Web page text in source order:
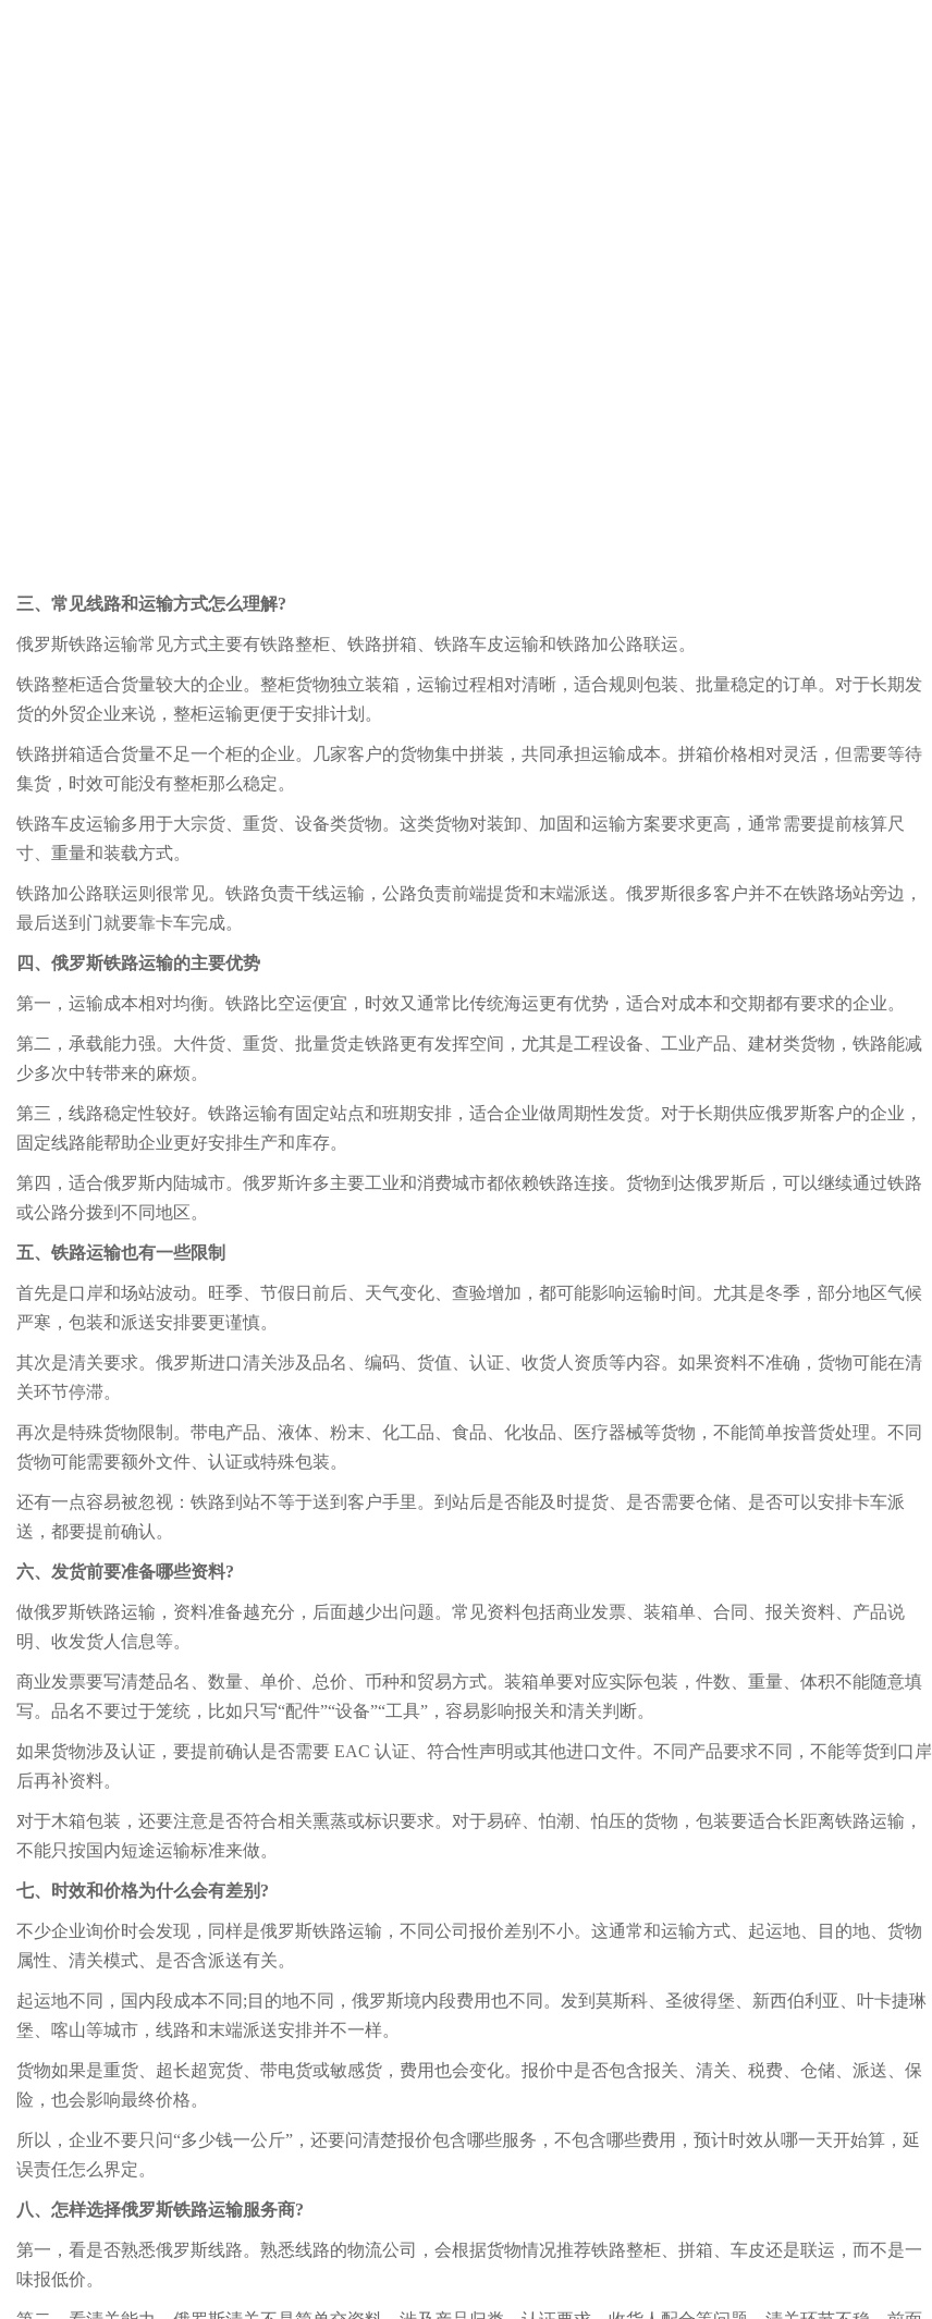
三、常见线路和运输方式怎么理解?
俄罗斯铁路运输常见方式主要有铁路整柜、铁路拼箱、铁路车皮运输和铁路加公路联运。
铁路整柜适合货量较大的企业。整柜货物独立装箱，运输过程相对清晰，适合规则包装、批量稳定的订单。对于长期发
货的外贸企业来说，整柜运输更便于安排计划。
铁路拼箱适合货量不足一个柜的企业。几家客户的货物集中拼装，共同承担运输成本。拼箱价格相对灵活，但需要等待
集货，时效可能没有整柜那么稳定。
铁路车皮运输多用于大宗货、重货、设备类货物。这类货物对装卸、加固和运输方案要求更高，通常需要提前核算尺
寸、重量和装载方式。
铁路加公路联运则很常见。铁路负责干线运输，公路负责前端提货和末端派送。俄罗斯很多客户并不在铁路场站旁边，
最后送到门就要靠卡车完成。
四、俄罗斯铁路运输的主要优势
第一，运输成本相对均衡。铁路比空运便宜，时效又通常比传统海运更有优势，适合对成本和交期都有要求的企业。
第二，承载能力强。大件货、重货、批量货走铁路更有发挥空间，尤其是工程设备、工业产品、建材类货物，铁路能减
少多次中转带来的麻烦。
第三，线路稳定性较好。铁路运输有固定站点和班期安排，适合企业做周期性发货。对于长期供应俄罗斯客户的企业，
固定线路能帮助企业更好安排生产和库存。
第四，适合俄罗斯内陆城市。俄罗斯许多主要工业和消费城市都依赖铁路连接。货物到达俄罗斯后，可以继续通过铁路
或公路分拨到不同地区。
五、铁路运输也有一些限制
首先是口岸和场站波动。旺季、节假日前后、天气变化、查验增加，都可能影响运输时间。尤其是冬季，部分地区气候
严寒，包装和派送安排要更谨慎。
其次是清关要求。俄罗斯进口清关涉及品名、编码、货值、认证、收货人资质等内容。如果资料不准确，货物可能在清
关环节停滞。
再次是特殊货物限制。带电产品、液体、粉末、化工品、食品、化妆品、医疗器械等货物，不能简单按普货处理。不同
货物可能需要额外文件、认证或特殊包装。
还有一点容易被忽视：铁路到站不等于送到客户手里。到站后是否能及时提货、是否需要仓储、是否可以安排卡车派
送，都要提前确认。
六、发货前要准备哪些资料?
做俄罗斯铁路运输，资料准备越充分，后面越少出问题。常见资料包括商业发票、装箱单、合同、报关资料、产品说
明、收发货人信息等。
商业发票要写清楚品名、数量、单价、总价、币种和贸易方式。装箱单要对应实际包装，件数、重量、体积不能随意填
写。品名不要过于笼统，比如只写“配件”“设备”“工具”，容易影响报关和清关判断。
如果货物涉及认证，要提前确认是否需要 EAC 认证、符合性声明或其他进口文件。不同产品要求不同，不能等货到口岸
后再补资料。
对于木箱包装，还要注意是否符合相关熏蒸或标识要求。对于易碎、怕潮、怕压的货物，包装要适合长距离铁路运输，
不能只按国内短途运输标准来做。
七、时效和价格为什么会有差别?
不少企业询价时会发现，同样是俄罗斯铁路运输，不同公司报价差别不小。这通常和运输方式、起运地、目的地、货物
属性、清关模式、是否含派送有关。
起运地不同，国内段成本不同;目的地不同，俄罗斯境内段费用也不同。发到莫斯科、圣彼得堡、新西伯利亚、叶卡捷琳
堡、喀山等城市，线路和末端派送安排并不一样。
货物如果是重货、超长超宽货、带电货或敏感货，费用也会变化。报价中是否包含报关、清关、税费、仓储、派送、保
险，也会影响最终价格。
所以，企业不要只问“多少钱一公斤”，还要问清楚报价包含哪些服务，不包含哪些费用，预计时效从哪一天开始算，延
误责任怎么界定。
八、怎样选择俄罗斯铁路运输服务商?
第一，看是否熟悉俄罗斯线路。熟悉线路的物流公司，会根据货物情况推荐铁路整柜、拼箱、车皮还是联运，而不是一
味报低价。